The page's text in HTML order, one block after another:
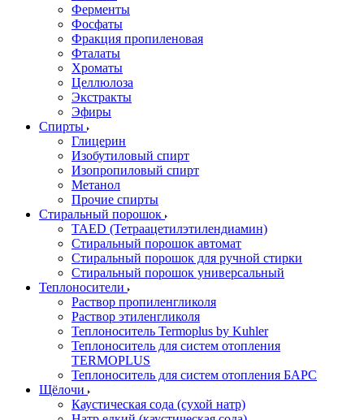
Ферменты
Фосфаты
Фракция пропиленовая
Фталаты
Хроматы
Целлюлоза
Экстракты
Эфиры
Спирты
Глицерин
Изобутиловый спирт
Изопропиловый спирт
Метанол
Прочие спирты
Стиральный порошок
TAED (Тетраацетилэтилендиамин)
Стиральный порошок автомат
Стиральный порошок для ручной стирки
Стиральный порошок универсальный
Теплоносители
Раствор пропиленгликоля
Раствор этиленгликоля
Теплоноситель Termoplus by Kuhler
Теплоноситель для систем отопления
TERMOPLUS
Теплоноситель для систем отопления БАРС
Щёлочи
Каустическая сода (сухой натр)